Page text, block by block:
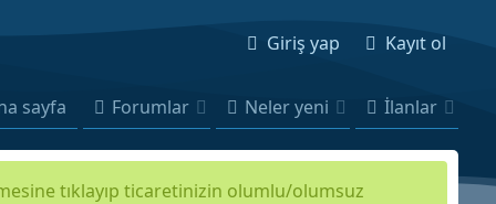
Giriş yap Kayıt ol
sayfa Forumlar Neler yeni İlanlar
tıklayıp ticaretinizin olumlu/olumsuz